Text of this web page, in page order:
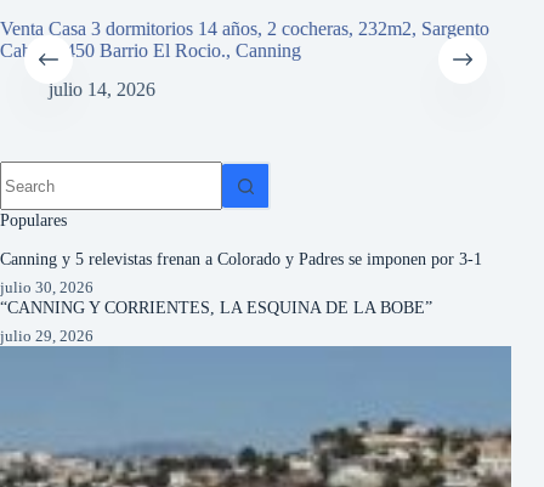
Venta Casa 3 dormitorios 14 años, 2 cocheras, 232m2, Sargento
Cabral 3450 Barrio El Rocio., Canning
julio 14, 2026
Populares
Canning y 5 relevistas frenan a Colorado y Padres se imponen por 3-1
julio 30, 2026
“CANNING Y CORRIENTES, LA ESQUINA DE LA BOBE”
julio 29, 2026